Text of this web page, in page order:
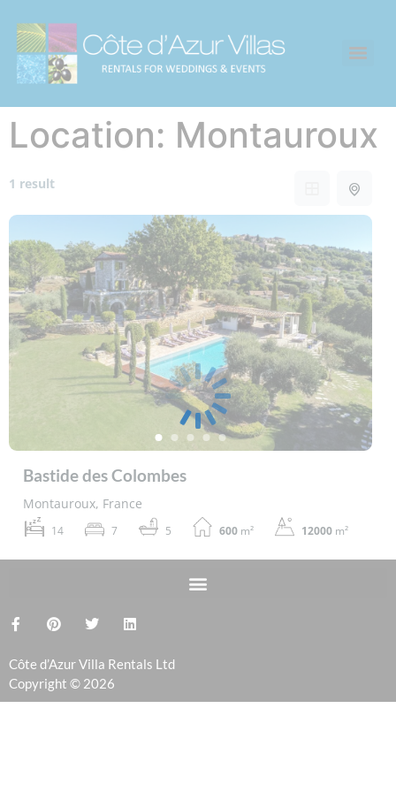
Location: Montauroux
1 result
Bastide des Colombes
Montauroux, France
14 7 5 600 m² 12000 m²
Côte d’Azur Villa Rentals Ltd
Copyright © 2026